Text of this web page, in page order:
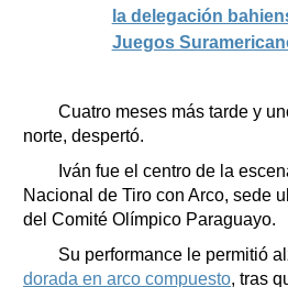
la delegación
Juegos
Cuatro meses más tarde y
norte, despertó.
Iván fue el centro de la
Nacional de Tiro con Arco, sede
del Comité Olímpico Paraguayo.
Su performance le permitió
dorada en arco compuesto, tras